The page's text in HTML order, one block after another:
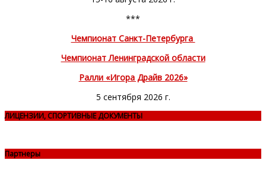
***
Чемпионат Санкт-Петербурга
Чемпионат Ленинградской области
Ралли «Игора Драйв 2026»
5 сентября 2026 г.
ЛИЦЕНЗИИ, СПОРТИВНЫЕ ДОКУМЕНТЫ
Партнеры